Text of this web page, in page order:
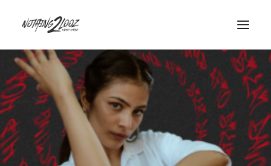
ACCUEIL
LE CONCEPT
GUEST
QUALIFIERS
HISTORY